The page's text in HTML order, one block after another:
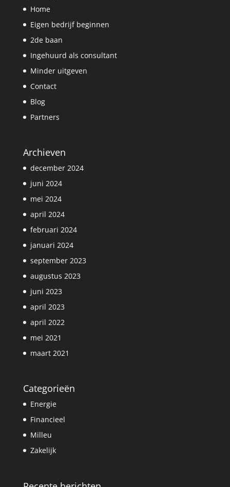
Home
Eigen bedrijf beginnen
2de baan
Ingehuurd als consultant
Minder uitgeven
Contact
Blog
Partners
Archieven
december 2024
juni 2024
mei 2024
april 2024
februari 2024
januari 2024
september 2023
augustus 2023
juni 2023
april 2023
april 2022
mei 2021
maart 2021
Categorieën
Energie
Financieel
Milleu
Zakelijk